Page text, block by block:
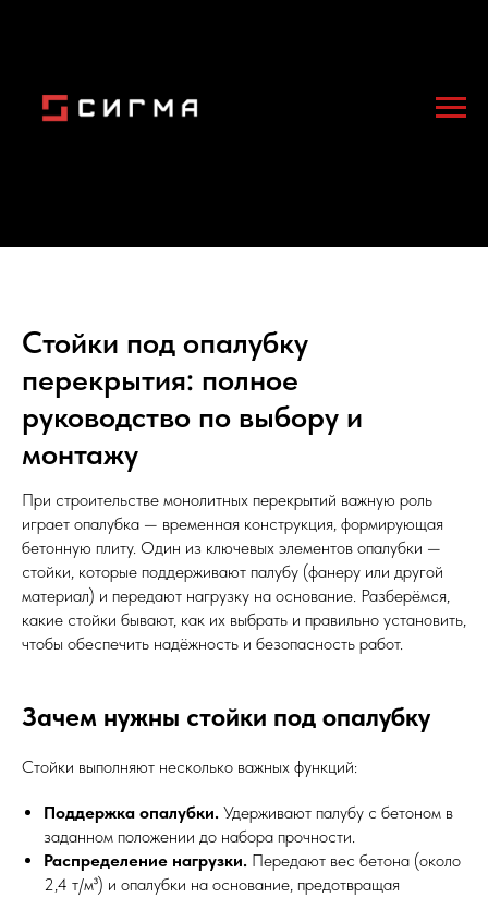
Стойки под опалубку
перекрытия: полное
руководство по выбору и
монтажу
При строительстве монолитных перекрытий важную роль
играет опалубка — временная конструкция, формирующая
бетонную плиту. Один из ключевых элементов опалубки —
стойки, которые поддерживают палубу (фанеру или другой
материал) и передают нагрузку на основание. Разберёмся,
какие стойки бывают, как их выбрать и правильно установить,
чтобы обеспечить надёжность и безопасность работ.
Зачем нужны стойки под опалубку
Стойки выполняют несколько важных функций:
Поддержка опалубки. Удерживают палубу с бетоном в
заданном положении до набора прочности.
Распределение нагрузки. Передают вес бетона (около
2,4 т/м³) и опалубки на основание, предотвращая